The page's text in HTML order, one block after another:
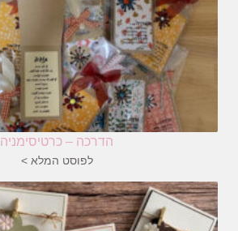
הדרכה – כרטיסימניה
לפוסט המלא >